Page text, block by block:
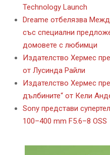
Technology Launch
Dreame отбелязва
със специални
домовете с любимци
Издателство Хермес
от Лусинда Райли
Издателство Хермес
дълбините“ от Кели
Sony представи
100–400 mm F5.6–8 OSS